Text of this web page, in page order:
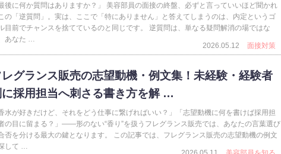
最後に何か質問はありますか？」 美容部員の面接の終盤、必ずと言っていいほど聞かれ
の「逆質問」。実は、ここで「特にありません」と答えてしまうのは、内定というゴ
目前でチャンスを捨てているのと同じです。 逆質問は、単なる疑問解消の場ではな
あなた …
2026.05.12
面接対策
レグランス販売の志望動機・例文集！未経験・経験者
に採用担当へ刺さる書き方を解 …
香水が好きだけど、それをどう仕事に繋げればいい？」「志望動機に何を書けば採用担
の目に留まる？」——形のない“香り”を扱うフレグランス販売では、あなたの言葉選び
否を分ける最大の鍵となります。 この記事では、フレグランス販売の志望動機の例文
して …